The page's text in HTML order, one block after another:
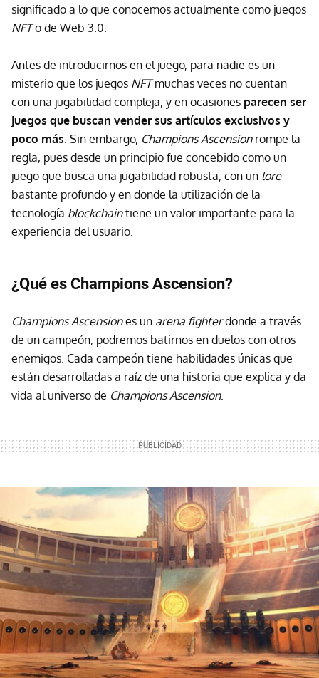
significado a lo que conocemos actualmente como juegos
NFTo de Web 3.0.
Antes de introducirnos en el juego, para nadie es un
misterio que los juegos NFTmuchas veces no cuentan
con una jugabilidad compleja, y en ocasiones parecen ser
juegos que buscan vender sus artículos exclusivos y
poco más . Sin embargo, Champions Ascensionrompe la
regla, pues desde un principio fue concebido como un
juego que busca una jugabilidad robusta, con un lore
bastante profundo y en donde la utilización de la
tecnología blockchaintiene un valor importante para la
experiencia del usuario.
¿Qué es Champions Ascension?
Champions Ascensiones un arena fighterdonde a través
de un campeón, podremos batirnos en duelos con otros
enemigos. Cada campeón tiene habilidades únicas que
están desarrolladas a raíz de una historia que explica y da
vida al universo de Champions Ascension.